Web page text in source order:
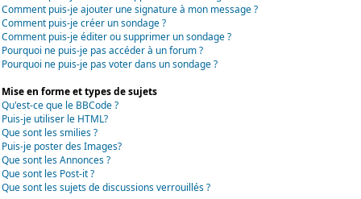
Comment puis-je ajouter une signature à mon message ?
Comment puis-je créer un sondage ?
Comment puis-je éditer ou supprimer un sondage ?
Pourquoi ne puis-je pas accéder à un forum ?
Pourquoi ne puis-je pas voter dans un sondage ?
Mise en forme et types de sujets
Qu'est-ce que le BBCode ?
Puis-je utiliser le HTML?
Que sont les smilies ?
Puis-je poster des Images?
Que sont les Annonces ?
Que sont les Post-it ?
Que sont les sujets de discussions verrouillés ?